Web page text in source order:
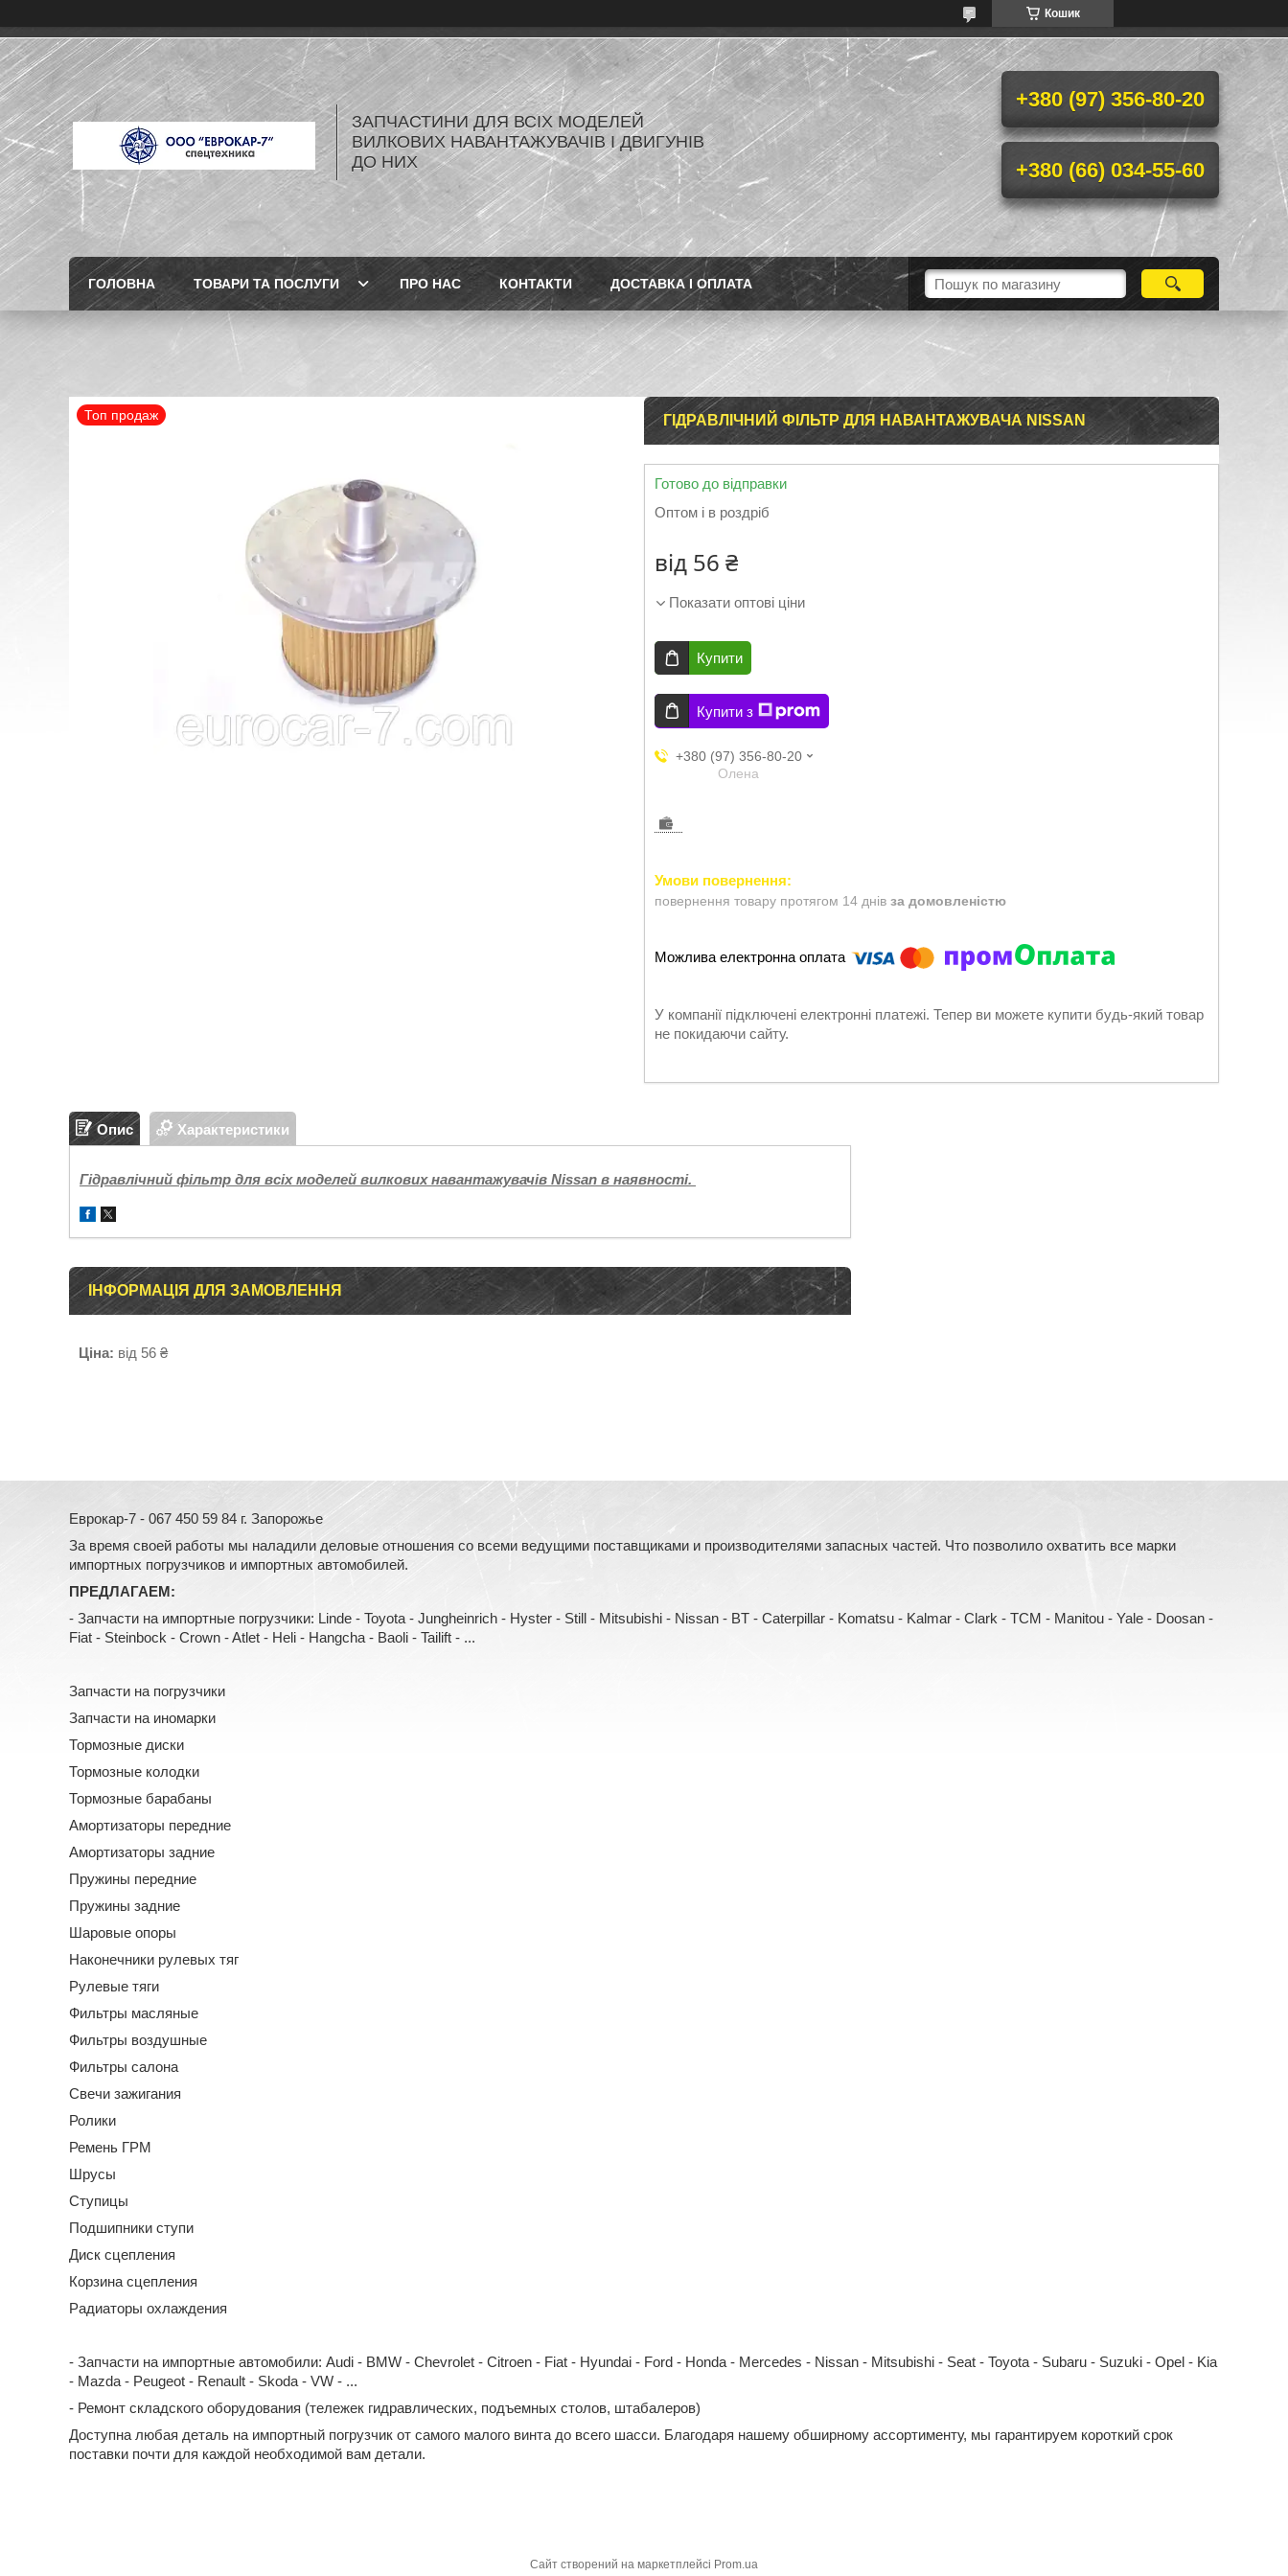
Кошик
ЗАПЧАСТИНИ ДЛЯ ВСІХ МОДЕЛЕЙ
ВИЛКОВИХ НАВАНТАЖУВАЧІВ І ДВИГУНІВ
ДО НИХ
+380 (97) 356-80-20
+380 (66) 034-55-60
ГОЛОВНА ТОВАРИ ТА ПОСЛУГИ ПРО НАС КОНТАКТИ ДОСТАВКА І ОПЛАТА
Топ продаж ГІДРАВЛІЧНИЙ ФІЛЬТР ДЛЯ НАВАНТАЖУВАЧА NISSAN
Готово до відправки
Оптом і в роздріб
від 56 ₴
Показати оптові ціни
Купити
Купити з
+380 (97) 356-80-20
Олена
повернення товару протягом 14 днів за домовленістю
У компанії підключені електронні платежі. Тепер ви можете купити будь-який товар
не покидаючи сайту.
Опис Характеристики
Гідравлічний фільтр для всіх моделей вилкових навантажувачів Nissan в наявності.
ІНФОРМАЦІЯ ДЛЯ ЗАМОВЛЕННЯ
Ціна: від 56 ₴
Еврокар-7 - 067 450 59 84 г. Запорожье
За время своей работы мы наладили деловые отношения со всеми ведущими поставщиками и производителями запасных частей. Что позволило охватить все марки
импортных погрузчиков и импортных автомобилей.
ПРЕДЛАГАЕМ:
- Запчасти на импортные погрузчики: Linde - Toyota - Jungheinrich - Hyster - Still - Mitsubishi - Nissan - BT - Caterpillar - Komatsu - Kalmar - Clark - TCM - Manitou - Yale - Doosan -
Fiat - Steinbock - Crown - Atlet - Heli - Hangcha - Baoli - Tailift - ...
Запчасти на погрузчики
Запчасти на иномарки
Тормозные диски
Тормозные колодки
Тормозные барабаны
Амортизаторы передние
Амортизаторы задние
Пружины передние
Пружины задние
Шаровые опоры
Наконечники рулевых тяг
Рулевые тяги
Фильтры масляные
Фильтры воздушные
Фильтры салона
Свечи зажигания
Ролики
Ремень ГРМ
Шрусы
Ступицы
Подшипники ступи
Диск сцепления
Корзина сцепления
Радиаторы охлаждения
- Запчасти на импортные автомобили: Audi - BMW - Chevrolet - Citroen - Fiat - Hyundai - Ford - Honda - Mercedes - Nissan - Mitsubishi - Seat - Toyota - Subaru - Suzuki - Opel - Kia
- Mazda - Peugeot - Renault - Skoda - VW - ...
- Ремонт складского оборудования (тележек гидравлических, подъемных столов, штабалеров)
Доступна любая деталь на импортный погрузчик от самого малого винта до всего шасси. Благодаря нашему обширному ассортименту, мы гарантируем короткий срок
поставки почти для каждой необходимой вам детали.
Сайт створений на маркетплейсі Prom.ua